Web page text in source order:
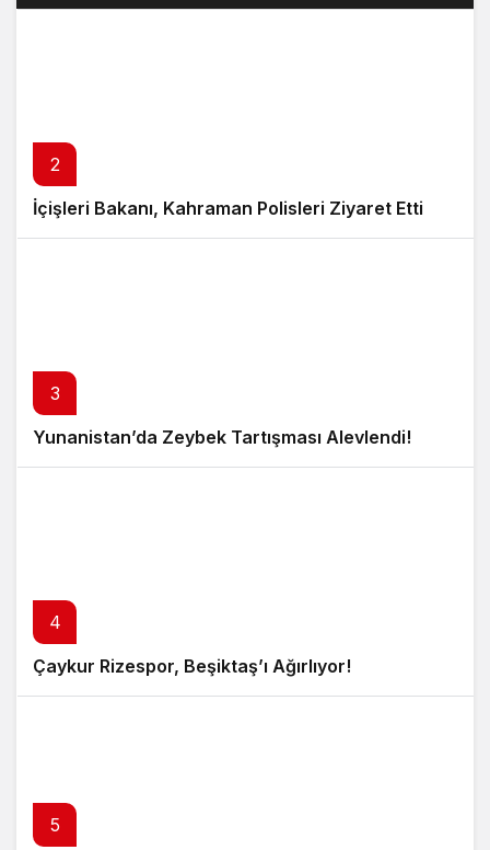
2
İçişleri Bakanı, Kahraman Polisleri Ziyaret Etti
3
Yunanistan’da Zeybek Tartışması Alevlendi!
4
Çaykur Rizespor, Beşiktaş’ı Ağırlıyor!
5